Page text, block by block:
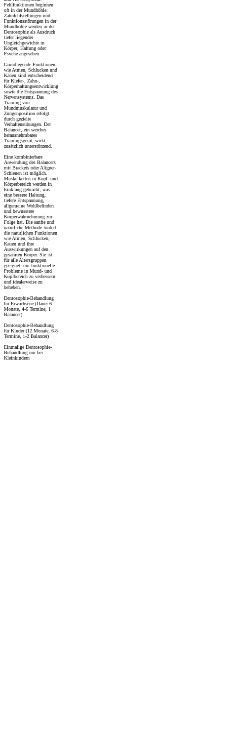
Fehlfunktionen beginnen
oft in der Mundhöhle.
Zahnfehlstellungen und
Funktionsstörungen in der
Mundhöhle werden in der
Dentosophie als Ausdruck
tiefer liegender
Ungleichgewichte in
Körper, Haltung oder
Psyche angesehen.
Grundlegende Funktionen
wie Atmen, Schlucken und
Kauen sind entscheidend
für Kiefer-, Zahn-,
Körperhaltungsentwicklung
sowie die Entspannung des
Nervensystems. Das
Training von
Mundmuskulatur und
Zungenposition erfolgt
durch gezielte
Verhaltensübungen. Der
Balancer, ein weiches
herausnehmbares
Trainingsgerät, wirkt
zusätzlich unterstützend.
Eine kombinierbare
Anwendung des Balancers
mit Brackets oder Aligner-
Schienen ist möglich.
Muskelketten in Kopf- und
Körperbereich werden in
Einklang gebracht, was
eine bessere Haltung,
tiefere Entspannung,
allgemeine Wohlbefinden
und bewusstere
Körperwahrnehmung zur
Folge hat. Die sanfte und
natürliche Methode fördert
die natürlichen Funktionen
wie Atmen, Schlucken,
Kauen und ihre
Auswirkungen auf den
gesamten Körper. Sie ist
für alle Altersgruppen
geeignet, um funktionelle
Probleme in Mund- und
Kopfbereich zu verbessern
und idealerweise zu
beheben.
Dentosophie-Behandlung
für Erwachsene (Dauer 6
Monate, 4-6 Termine, 1
Balancer)
Dentosophie-Behandlung
für Kinder (12 Monate, 6-8
Termine, 1-2 Balancer)
Einmalige Dentosophie-
Behandlung nur bei
Kleinkindern